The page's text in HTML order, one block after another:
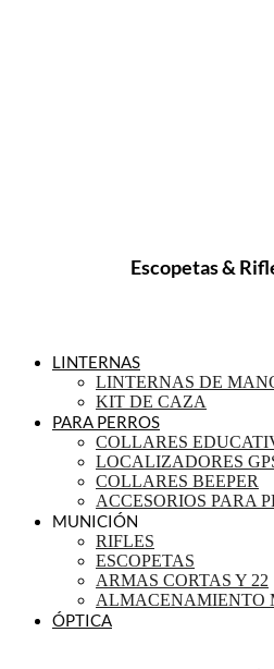
Escopetas &
LINTERNAS
LINTERNAS DE
KIT DE CAZA
PARA PERROS
COLLARES
LOCALIZADORES
COLLARES BEEPER
ACCESORIOS PARA
MUNICIÓN
RIFLES
ESCOPETAS
ARMAS CORTAS Y 22
ALMACENAMIENTO
ÓPTICA